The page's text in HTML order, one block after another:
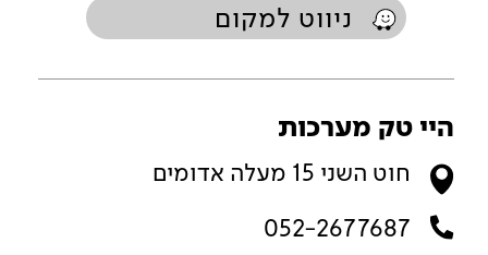
ניווט למקום
היי טק מערכות
חוט השני 15 מעלה אדומים
052-2677687